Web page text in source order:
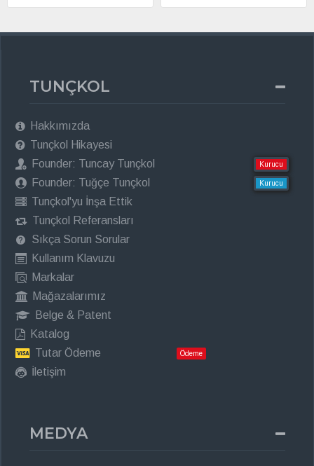
TUNÇKOL
Hakkımızda
Tunçkol Hikayesi
Founder: Tuncay Tunçkol
Kurucu
Founder: Tuğçe Tunçkol Kurucu
Tunçkol'yu İnşa Ettik
Tunçkol Referansları
Sıkça Sorun Sorular
Kullanım Klavuzu
Markalar
Mağazalarımız
Belge & Patent
Katalog
Tutar Ödeme
Ödeme
İletişim
MEDYA